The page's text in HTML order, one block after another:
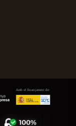
Amb el finançament de: